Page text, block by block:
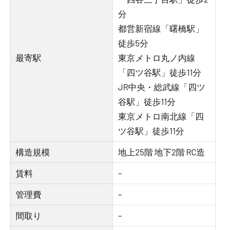
最寄駅
分
都営新宿線「曙橋駅」
徒歩5分
東京メトロ丸ノ内線
「四ツ谷駅」徒歩11分
JR中央・総武線「四ツ
谷駅」徒歩11分
東京メトロ南北線「四
ツ谷駅」徒歩11分
構造規模 地上25階 地下2階 RC造
賃料 –
管理費 –
間取り –